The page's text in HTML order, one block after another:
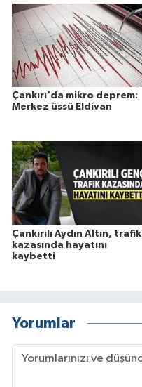
Çankırı'da mikro deprem:
Merkez üssü Eldivan
Çankırılı Aydın Altın, trafik
kazasında hayatını
kaybetti
Yorumlar